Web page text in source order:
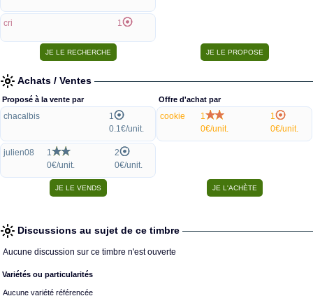
cri 1
Achats / Ventes
Proposé à la vente par
chacalbis
1
0.1€/unit.
julien08
1
0€/unit.
2
0€/unit.
Offre d'achat par
cookie
1
0€/unit.
1
0€/unit.
Discussions au sujet de ce timbre
Aucune discussion sur ce timbre n'est ouverte
Variétés ou particularités
Aucune variété référencée